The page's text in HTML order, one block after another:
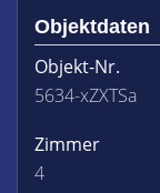
Objektdaten
Objekt-Nr.
5634-xZXTSa
Zimmer
4